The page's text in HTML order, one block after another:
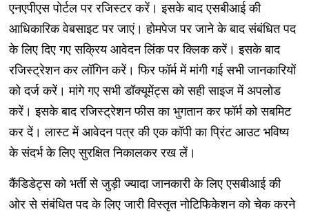
एनएपीएस पोर्टल पर रजिस्टर करें। इसके बाद एसबीआई की
आधिकारिक वेबसाइट पर जाएं। होमपेज पर जाने के बाद संबंधित पद
के लिए दिए गए सक्रिय आवेदन लिंक पर क्लिक करें। इसके बाद
रजिस्ट्रेशन कर लॉगिन करें। फिर फॉर्म में मांगी गई सभी जानकारियों
को दर्ज करें। मांगे गए सभी डॉक्यूमेंट्स को सही साइज में अपलोड
करें। इसके बाद रजिस्ट्रेशन फीस का भुगतान कर फॉर्म को सबमिट
कर दें। लास्ट में आवेदन पत्र की एक कॉपी का प्रिंट आउट भविष्य
के संदर्भ के लिए सुरक्षित निकालकर रख लें।
कैंडिडेट्स को भर्ती से जुड़ी ज्यादा जानकारी के लिए एसबीआई की
ओर से संबंधित पद के लिए जारी विस्तृत नोटिफिकेशन को चेक करने